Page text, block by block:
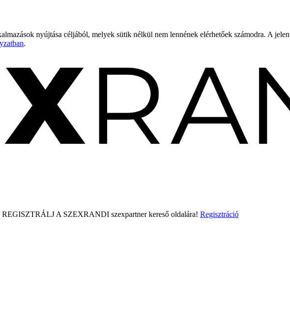
nyújtása céljából, melyek sütik nélkül nem lennének elérhetőek számodra. A
.
REGISZTRÁLJ A SZEXRANDI szexpartner kereső oldalára! Regisztráció